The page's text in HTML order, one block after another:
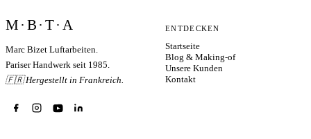
M·B·T·A
Marc Bizet Luftarbeiten.
Pariser Handwerk seit 1985.
🇫🇷 Hergestellt in Frankreich.
ENTDECKEN
Startseite
Blog & Making-of
Unsere Kunden
Kontakt